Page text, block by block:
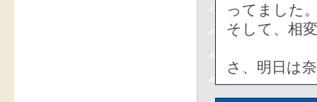
ってました
そして、相
さ、明日は